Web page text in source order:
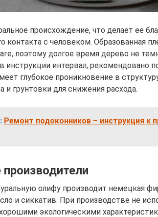
происхождение, что делает ее
контакта с человеком. Образованная
поэтому долгое время дерево не
инструкции интервал, рекомендовано
глубокое проникновение в
и грунтовки для снижения расхода.
Ремонт подоконников – инструкция к
олифу производит немецкая
и сиккатив. При производстве не
экологическими